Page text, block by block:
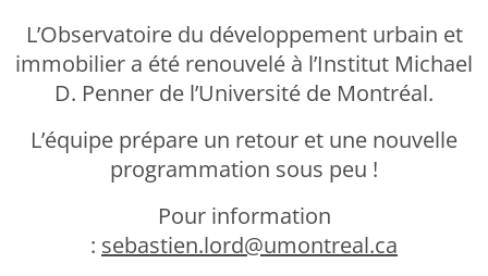
L’Observatoire du développement urbain et
immobilier a été renouvelé à l’Institut Michael
D. Penner de l’Université de Montréal.
L’équipe prépare un retour et une nouvelle
programmation sous peu !
Pour information
: sebastien.lord@umontreal.ca